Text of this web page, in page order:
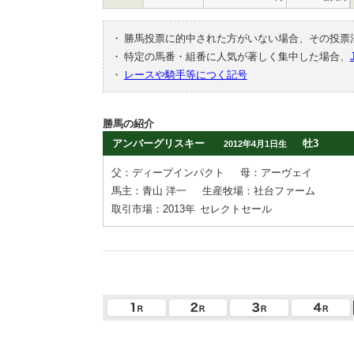
・
勝馬投票に的中された方がいない場合、その投
・ 特定の馬番・組番に人気が著しく集中した場合、
・
レースや騎手等につく記号
勝馬の紹介
アンバーグリスキー
2012年4月1日生 牡3
父：ディープインパクト
母：アーヴェイ
馬主：青山 洋一
生産牧場：社台ファーム
取引市場：2013年 セレクトセール